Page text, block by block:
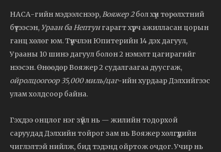
НАСА-гийн мэдээлснээр,Вояжер 2бол хүн төрөлхтний
бүтээсэн, Ураан ба Нептунгарагт хүрч ажилласан цорын
ганц хөлөг юм. Түүнчлэн Юпитерийн 14 дэх дагуул,
Урааны 10 шинэ дагуул болон 2 нэмэлт цагирагийг
нээсэн. Өнөөдөр Вояжер 2 судалгаагаа дуусгаж,
ойролцоогоор 35,000 миль/цаг-ийн хурдаар Дэлхийгээс
улам холдсоор байна.
Гэхдээ онцлог нэг зүйл нь — жилийн тодорхой
саруудад Дэлхийн тойрог зам нь Вояжер хөлгүүдийн
чиглэлтэй нийлж, бид тэдэнд ойртож очдог. Учир нь